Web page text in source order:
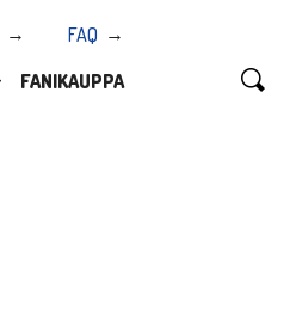
FAQ
FANIKAUPPA